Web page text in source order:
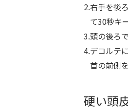
2.右手を後
て30秒キ
3.頭の後ろ
4.デコルテ
首の前側
硬い頭